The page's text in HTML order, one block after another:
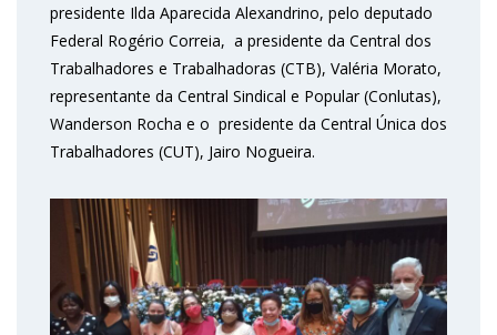
presidente Ilda Aparecida Alexandrino, pelo deputado
Federal Rogério Correia, a presidente da Central dos
Trabalhadores e Trabalhadoras (CTB), Valéria Morato,
representante da Central Sindical e Popular (Conlutas),
Wanderson Rocha e o presidente da Central Única dos
Trabalhadores (CUT), Jairo Nogueira.